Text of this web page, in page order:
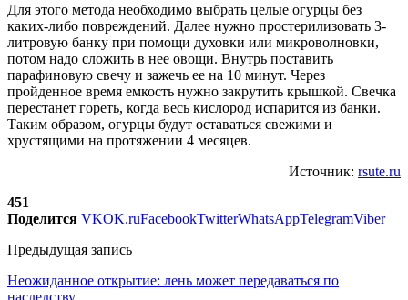
Для этого метода необходимо выбрать целые огурцы без
каких-либо повреждений. Далее нужно простерилизовать 3-
литровую банку при помощи духовки или микроволновки,
потом надо сложить в нее овощи. Внутрь поставить
парафиновую свечу и зажечь ее на 10 минут. Через
пройденное время емкость нужно закрутить крышкой. Свечка
перестанет гореть, когда весь кислород испарится из банки.
Таким образом, огурцы будут оставаться свежими и
хрустящими на протяжении 4 месяцев.
Источник: rsute.ru
451
Поделится VKOK.ruFacebookTwitterWhatsAppTelegramViber
Предыдущая запись
Неожиданное открытие: лень может передаваться по
наследству